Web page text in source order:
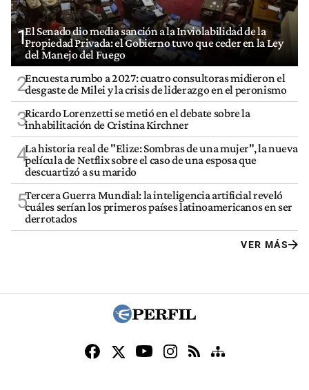
1El Senado dio media sanción a la Inviolabilidad de la
Propiedad Privada: el Gobierno tuvo que ceder en la Ley
del Manejo del Fuego
2Encuesta rumbo a 2027: cuatro consultoras midieron el
desgaste de Milei y la crisis de liderazgo en el peronismo
3Ricardo Lorenzetti se metió en el debate sobre la
inhabilitación de Cristina Kirchner
4La historia real de "Elize: Sombras de una mujer", la nueva
película de Netflix sobre el caso de una esposa que
descuartizó a su marido
5Tercera Guerra Mundial: la inteligencia artificial reveló
cuáles serían los primeros países latinoamericanos en ser
derrotados
VER MÁS